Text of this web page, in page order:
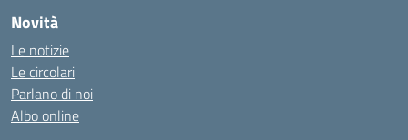
Novità
Le notizie
Le circolari
Parlano di noi
Albo online